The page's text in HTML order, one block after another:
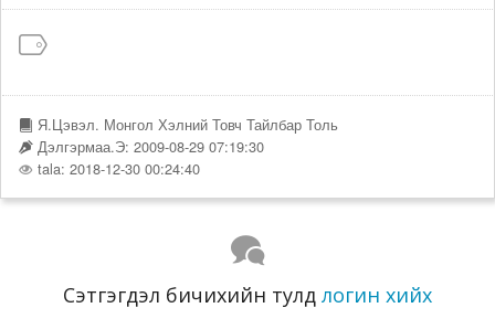
Я.Цэвэл. Монгол Хэлний Товч Тайлбар Толь
Дэлгэрмаа.Э: 2009-08-29 07:19:30
tala: 2018-12-30 00:24:40
Сэтгэгдэл бичихийн тулд логин хийх